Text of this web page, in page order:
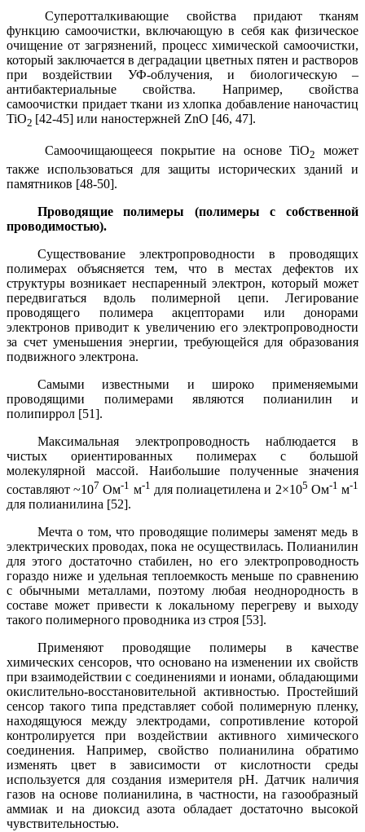
Суперотталкивающие свойства придают тканям
функцию самоочистки, включающую в себя как физическое
очищение от загрязнений, процесс химической самоочистки,
который заключается в деградации цветных пятен и растворов
при воздействии УФ-облучения, и биологическую –
антибактериальные свойства. Например, свойства
самоочистки придает ткани из хлопка добавление наночастиц
TiO2 [42-45] или наностержней ZnO [46, 47].
Самоочищающееся покрытие на основе TiO2
может
также использоваться для защиты исторических зданий и
памятников [48-50].
Проводящие полимеры (полимеры с собственной
проводимостью).
Существование электропроводности в проводящих
полимерах объясняется тем, что в местах дефектов их
структуры возникает неспаренный электрон, который может
передвигаться вдоль полимерной цепи. Легирование
проводящего полимера акцепторами или донорами
электронов приводит к увеличению его электропроводности
за счет уменьшения энергии, требующейся для образования
подвижного электрона.
Самыми известными и широко применяемыми
проводящими полимерами являются полианилин и
полипиррол [51].
Максимальная электропроводность наблюдается в
чистых ориентированных полимерах с большой
молекулярной массой. Наибольшие полученные значения
составляют ~107 Ом-1 м-1 для полиацетилена и 2×105 Ом-1 м-1
для полианилина [52].
Мечта о том, что проводящие полимеры заменят медь в
электрических проводах, пока не осуществилась. Полианилин
для этого достаточно стабилен, но его электропроводность
гораздо ниже и удельная теплоемкость меньше по сравнению
с обычными металлами, поэтому любая неоднородность в
составе может привести к локальному перегреву и выходу
такого полимерного проводника из строя [53].
Применяют проводящие полимеры в качестве
химических сенсоров, что основано на изменении их свойств
при взаимодействии с соединениями и ионами, обладающими
окислительно-восстановительной активностью. Простейший
сенсор такого типа представляет собой полимерную пленку,
находящуюся между электродами, сопротивление которой
контролируется при воздействии активного химического
соединения. Например, свойство полианилина обратимо
изменять цвет в зависимости от кислотности среды
используется для создания измерителя рН. Датчик наличия
газов на основе полианилина, в частности, на газообразный
аммиак и на диоксид азота обладает достаточно высокой
чувствительностью.